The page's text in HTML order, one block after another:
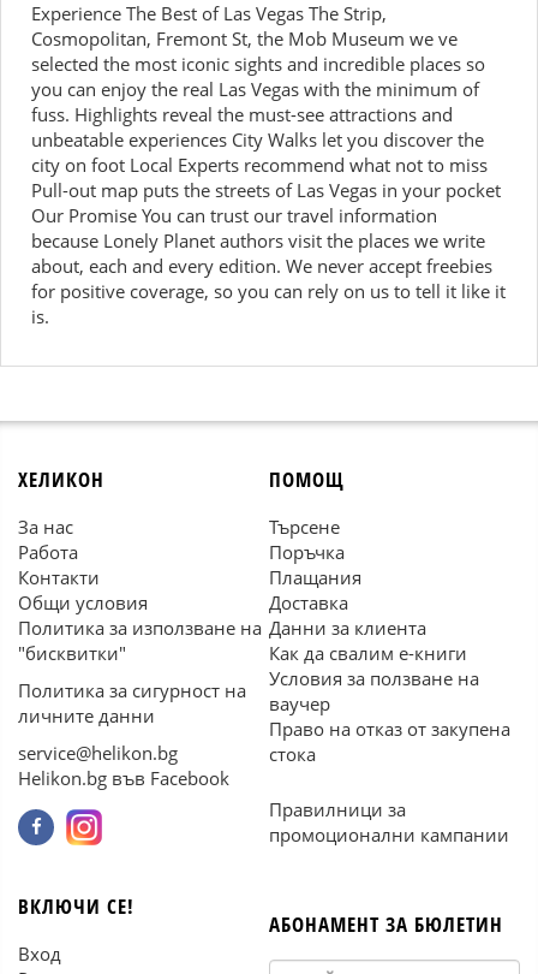
Experience The Best of Las Vegas The Strip,
Cosmopolitan, Fremont St, the Mob Museum we ve
selected the most iconic sights and incredible places so
you can enjoy the real Las Vegas with the minimum of
fuss. Highlights reveal the must-see attractions and
unbeatable experiences City Walks let you discover the
city on foot Local Experts recommend what not to miss
Pull-out map puts the streets of Las Vegas in your pocket
Our Promise You can trust our travel information
because Lonely Planet authors visit the places we write
about, each and every edition. We never accept freebies
for positive coverage, so you can rely on us to tell it like it
is.
ХЕЛИКОН
За нас
Работа
Контакти
Общи условия
Политика за използване на
"бисквитки"
Политика за сигурност на
личните данни
service@helikon.bg
Helikon.bg във Facebook
ПОМОЩ
Търсене
Поръчка
Плащания
Доставка
Данни за клиента
Как да свалим е-книги
Условия за ползване на
ваучер
Право на отказ от закупена
стока
Правилници за
промоционални кампании
ВКЛЮЧИ СЕ!
Вход
АБОНАМЕНТ ЗА БЮЛЕТИН